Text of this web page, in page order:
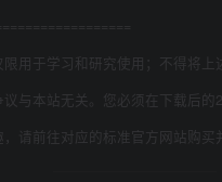
用于学习和研究使用；不得将
与本站无关。您必须在下载后的
请前往对应的标准官方网站购买